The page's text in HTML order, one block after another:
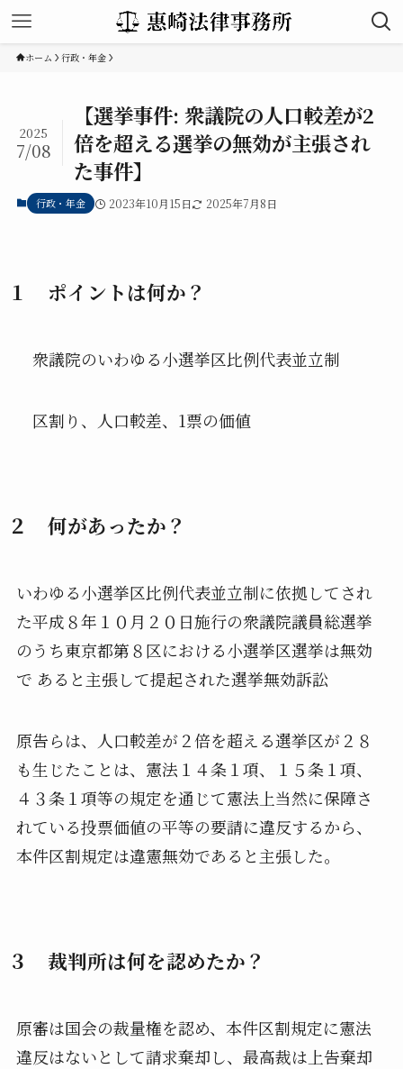
ホーム 行政・年金
【選挙事件: 衆議院の人口較差が2
倍を超える選挙の無効が主張され
た事件】
2025
7/08
行政・年金 2023年10月15日 2025年7月8日
１ ポイントは何か？
衆議院のいわゆる小選挙区比例代表並立制
区割り、人口較差、1票の価値
２ 何があったか？
いわゆる小選挙区比例代表並立制に依拠してされ
た平成８年１０月２０日施行の衆議院議員総選挙
のうち東京都第８区における小選挙区選挙は無効
で あると主張して提起された選挙無効訴訟
原告らは、人口較差が２倍を超える選挙区が２８
も生じたことは、憲法１４条１項、１５条１項、
４３条１項等の規定を通じて憲法上当然に保障さ
れている投票価値の平等の要請に違反するから、
本件区割規定は違憲無効であると主張した。
３ 裁判所は何を認めたか？
原審は国会の裁量権を認め、本件区割規定に憲法
違反はないとして請求棄却し、最高裁は上告棄却